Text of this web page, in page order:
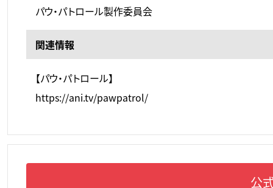
公
パウ・パトロール製作委員会
関連情報
【パウ・パトロール】
https://ani.tv/pawpatrol/